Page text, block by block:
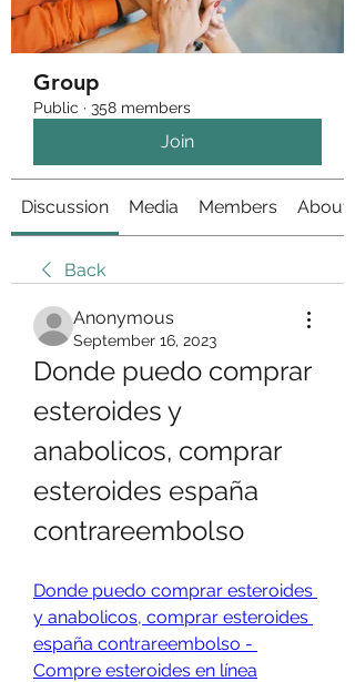
Group
Public · 358 members
Join
Discussion Media Members About
Back
Anonymous
September 16, 2023
Donde puedo comprar
esteroides y
anabolicos, comprar
esteroides españa
contrareembolso
Donde puedo comprar esteroides
y anabolicos, comprar esteroides
españa contrareembolso -
Compre esteroides en línea